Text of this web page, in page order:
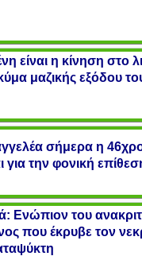
είναι η κίνηση στο
μαζικής εξόδου
σήμερα η
για την φονική
Ενώπιον του
που έκρυβε τον